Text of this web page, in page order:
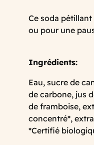
Ce soda
ou pour une
Ingrédients:
Eau, sucre de
de carbone, jus
de framboise,
concentré*,
*Certifié